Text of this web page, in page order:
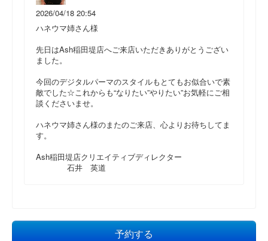
2026/04/18 20:54
ハネウマ姉さん様
先日はAsh稲田堤店へご来店いただきありがとうござい
ました。
今回のデジタルパーマのスタイルもとてもお似合いで素
敵でした☆これからも“なりたい”やりたい”お気軽にご相
談くださいませ。
ハネウマ姉さん様のまたのご来店、心よりお待ちしてま
す。
Ash稲田堤店クリエイティブディレクター
石井 英道
予約する